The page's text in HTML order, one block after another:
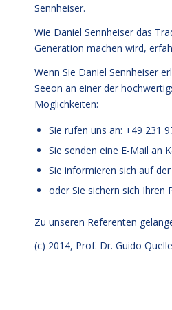
Sennheiser.
Wie Daniel Sennheiser das
Generation machen wird,
Wenn Sie Daniel Sennheiser
Seeon an einer der
Möglichkeiten:
Sie rufen uns an: +49 231
Sie senden eine E-Mail an
Sie informieren sich auf der
oder Sie sichern sich Ihren
Zu unseren Referenten
(c) 2014, Prof. Dr. Guido Quelle